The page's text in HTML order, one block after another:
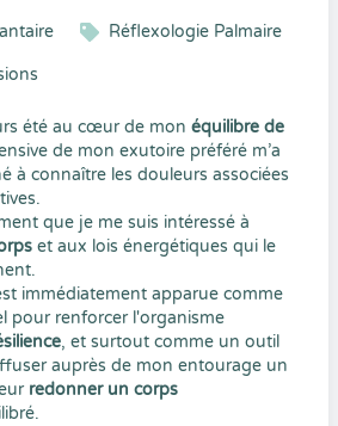
Réflexologie Palmaire
été au cœur de mon équilibre de
de mon exutoire préféré m’a
à connaître les douleurs associées
que je me suis intéressé à
et aux lois énergétiques qui le
immédiatement apparue comme
pour renforcer l'organisme
, et surtout comme un outil
auprès de mon entourage un
redonner un corps